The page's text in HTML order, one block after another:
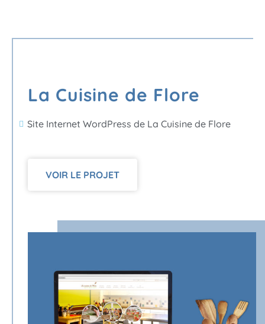
La Cuisine de Flore
Site Internet WordPress de La Cuisine de Flore
VOIR LE PROJET